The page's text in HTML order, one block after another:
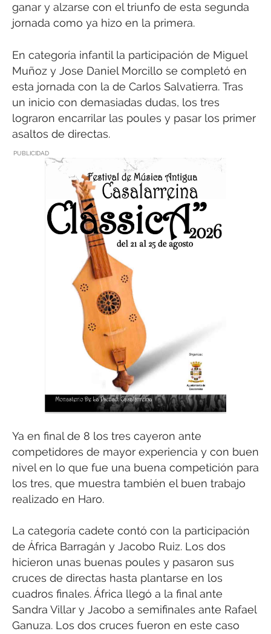
ganar y alzarse con el triunfo de esta segunda
jornada como ya hizo en la primera.
En categoría infantil la participación de Miguel
Muñoz y Jose Daniel Morcillo se completó en
esta jornada con la de Carlos Salvatierra. Tras
un inicio con demasiadas dudas, los tres
lograron encarrilar las poules y pasar los primer
asaltos de directas.
PUBLICIDAD
Ya en final de 8 los tres cayeron ante
competidores de mayor experiencia y con buen
nivel en lo que fue una buena competición para
los tres, que muestra también el buen trabajo
realizado en Haro.
La categoría cadete contó con la participación
de África Barragán y Jacobo Ruiz. Los dos
hicieron unas buenas poules y pasaron sus
cruces de directas hasta plantarse en los
cuadros finales. África llegó a la final ante
Sandra Villar y Jacobo a semifinales ante Rafael
Ganuza. Los dos cruces fueron en este caso